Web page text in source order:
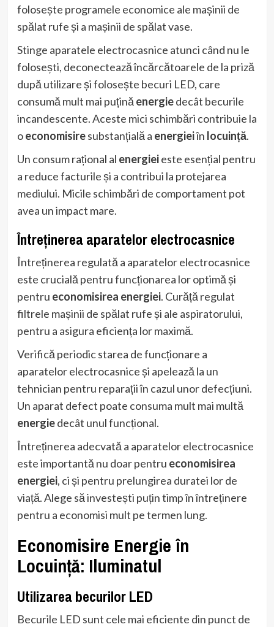
folosește programele economice ale mașinii de
spălat rufe și a mașinii de spălat vase.
Stinge aparatele electrocasnice atunci când nu le
folosești, deconectează încărcătoarele de la priză
după utilizare și folosește becuri LED, care
consumă mult mai puțină energiedecât becurile
incandescente. Aceste mici schimbări contribuie la
oeconomisiresubstanțială a energieiîn locuință.
Un consum rațional al energieieste esențial pentru
a reduce facturile și a contribui la protejarea
mediului. Micile schimbări de comportament pot
avea un impact mare.
Întreținerea aparatelor electrocasnice
Întreținerea regulată a aparatelor electrocasnice
este crucială pentru funcționarea lor optimă și
pentru economisirea energiei. Curăță regulat
filtrele mașinii de spălat rufe și ale aspiratorului,
pentru a asigura eficiența lor maximă.
Verifică periodic starea de funcționare a
aparatelor electrocasnice și apelează la un
tehnician pentru reparații în cazul unor defecțiuni.
Un aparat defect poate consuma mult mai multă
energiedecât unul funcțional.
Întreținerea adecvată a aparatelor electrocasnice
este importantă nu doar pentru economisirea
energiei, ci și pentru prelungirea duratei lor de
viață. Alege să investești puțin timp în întreținere
pentru a economisi mult pe termen lung.
Economisire Energie în
Locuință: Iluminatul
Utilizarea becurilor LED
Becurile LED sunt cele mai eficiente din punct de